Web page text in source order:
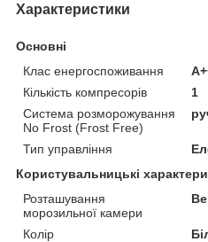
Характеристики
Основні
Клас енергоспоживання
Кількість компресорів
1
Система розморожування
No Frost (Frost Free)
Тип управління
Користувальницькі
Розташування
морозильної камери
Колір